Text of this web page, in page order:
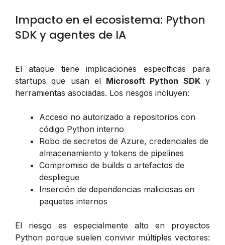
Impacto en el ecosistema: Python
SDK y agentes de IA
El ataque tiene implicaciones específicas para
startups que usan el Microsoft Python SDKy
herramientas asociadas. Los riesgos incluyen:
Acceso no autorizado a repositorios con
código Python interno
Robo de secretos de Azure, credenciales de
almacenamiento y tokens de pipelines
Compromiso de builds o artefactos de
despliegue
Inserción de dependencias maliciosas en
paquetes internos
El riesgo es especialmente alto en proyectos
Python porque suelen convivir múltiples vectores: